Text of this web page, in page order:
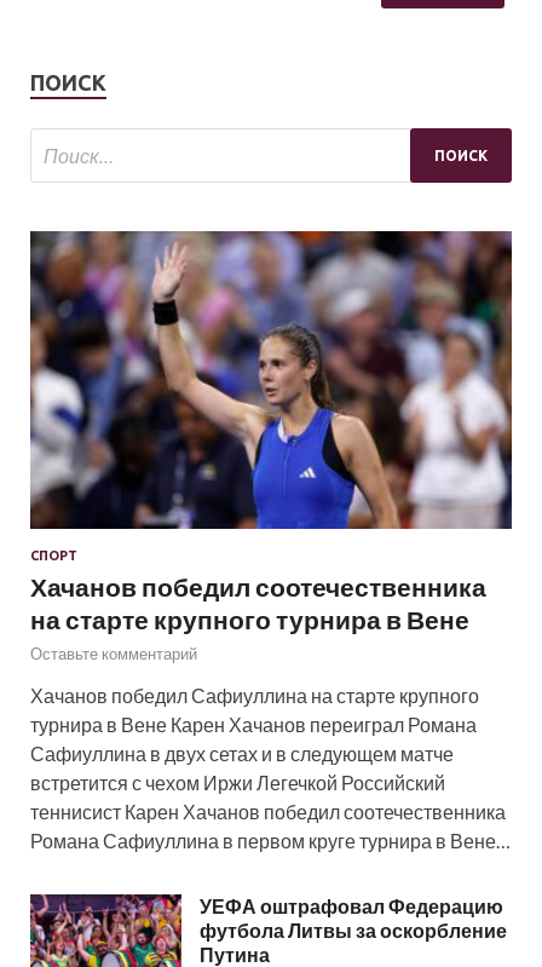
ПОИСК
СПОРТ
Хачанов победил соотечественника
на старте крупного турнира в Вене
Оставьте комментарий
Хачанов победил Сафиуллина на старте крупного
турнира в Вене Карен Хачанов переиграл Романа
Сафиуллина в двух сетах и в следующем матче
встретится с чехом Иржи Легечкой Российский
теннисист Карен Хачанов победил соотечественника
Романа Сафиуллина в первом круге турнира в Вене…
УЕФА оштрафовал Федерацию
футбола Литвы за оскорбление
Путина